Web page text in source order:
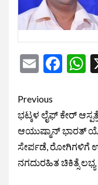
Email
Previous
ಭಟ್ಕಳ ಲೈಫ್ ಕೇರ್
ಆಯುಷ್ಮಾನ್ ಭಾರತ್
ಸೇರ್ಪಡೆ, ರೋಗಿಗಳಿಗೆ
ನಗದುರಹಿತ ಚಿಕಿತ್ಸೆ ಲಭ್ಯ